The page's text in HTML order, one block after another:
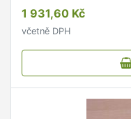
1 931,60 Kč
včetně DPH